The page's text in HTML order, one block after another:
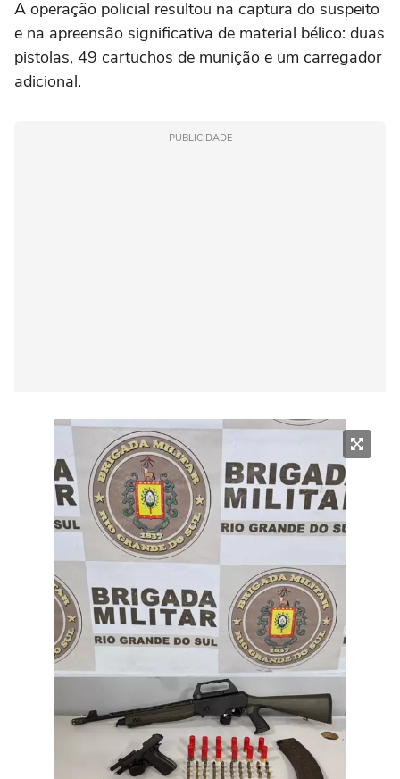
A operação policial resultou na captura do suspeito
e na apreensão significativa de material bélico: duas
pistolas, 49 cartuchos de munição e um carregador
adicional.
PUBLICIDADE